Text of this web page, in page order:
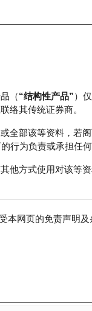
（“结构性产品”）
络其传统证券商。
全部该等资料，若
行为负责或承担任何
他方式使用对该等
本网页的免责声明及